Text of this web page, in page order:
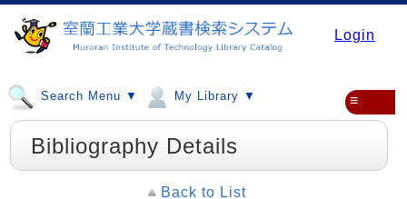
Login
Search Menu ▼ My Library ▼ ≡
Bibliography Details
Back to List